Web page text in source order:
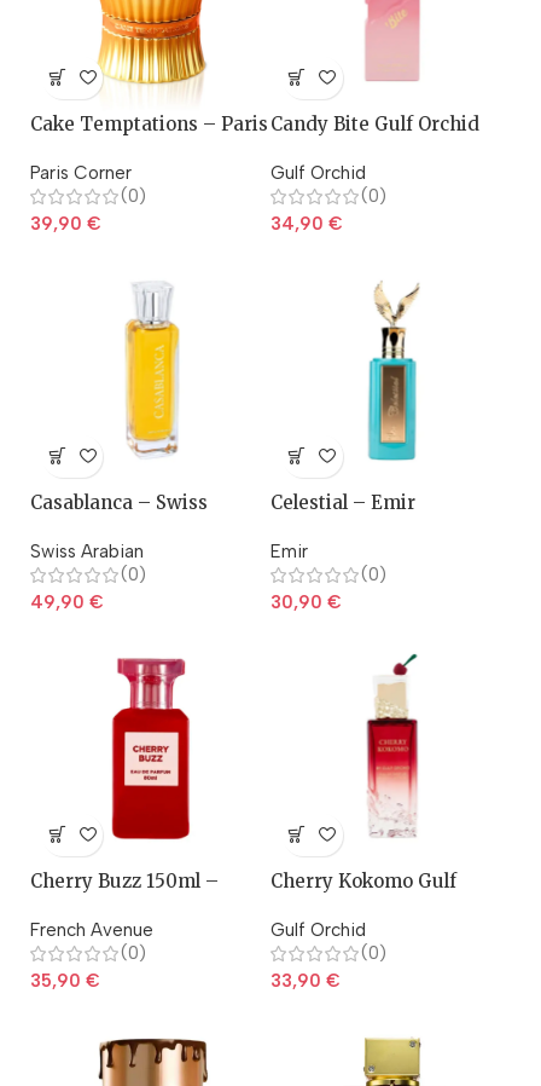
Cake Temptations – Paris
Paris Corner
(0)
39,90 €
Candy Bite Gulf Orchid
Gulf Orchid
(0)
34,90 €
Casablanca – Swiss
Swiss Arabian
(0)
49,90 €
Celestial – Emir
Emir
(0)
30,90 €
Cherry Buzz 150ml –
French Avenue
(0)
35,90 €
Cherry Kokomo Gulf
Gulf Orchid
(0)
33,90 €